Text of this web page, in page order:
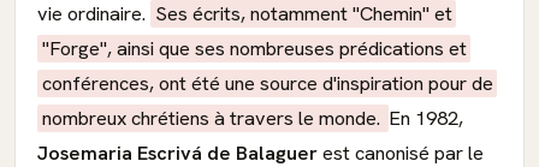
vie ordinaire. Ses écrits, notamment "Chemin" et
"Forge", ainsi que ses nombreuses prédications et
conférences, ont été une source d'inspiration pour de
nombreux chrétiens à travers le monde. En 1982,
Josemaria Escrivá de Balaguerest canonisé par le